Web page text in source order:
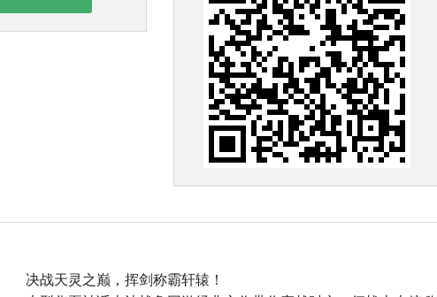
决战天灵之巅，挥剑称霸轩辕！